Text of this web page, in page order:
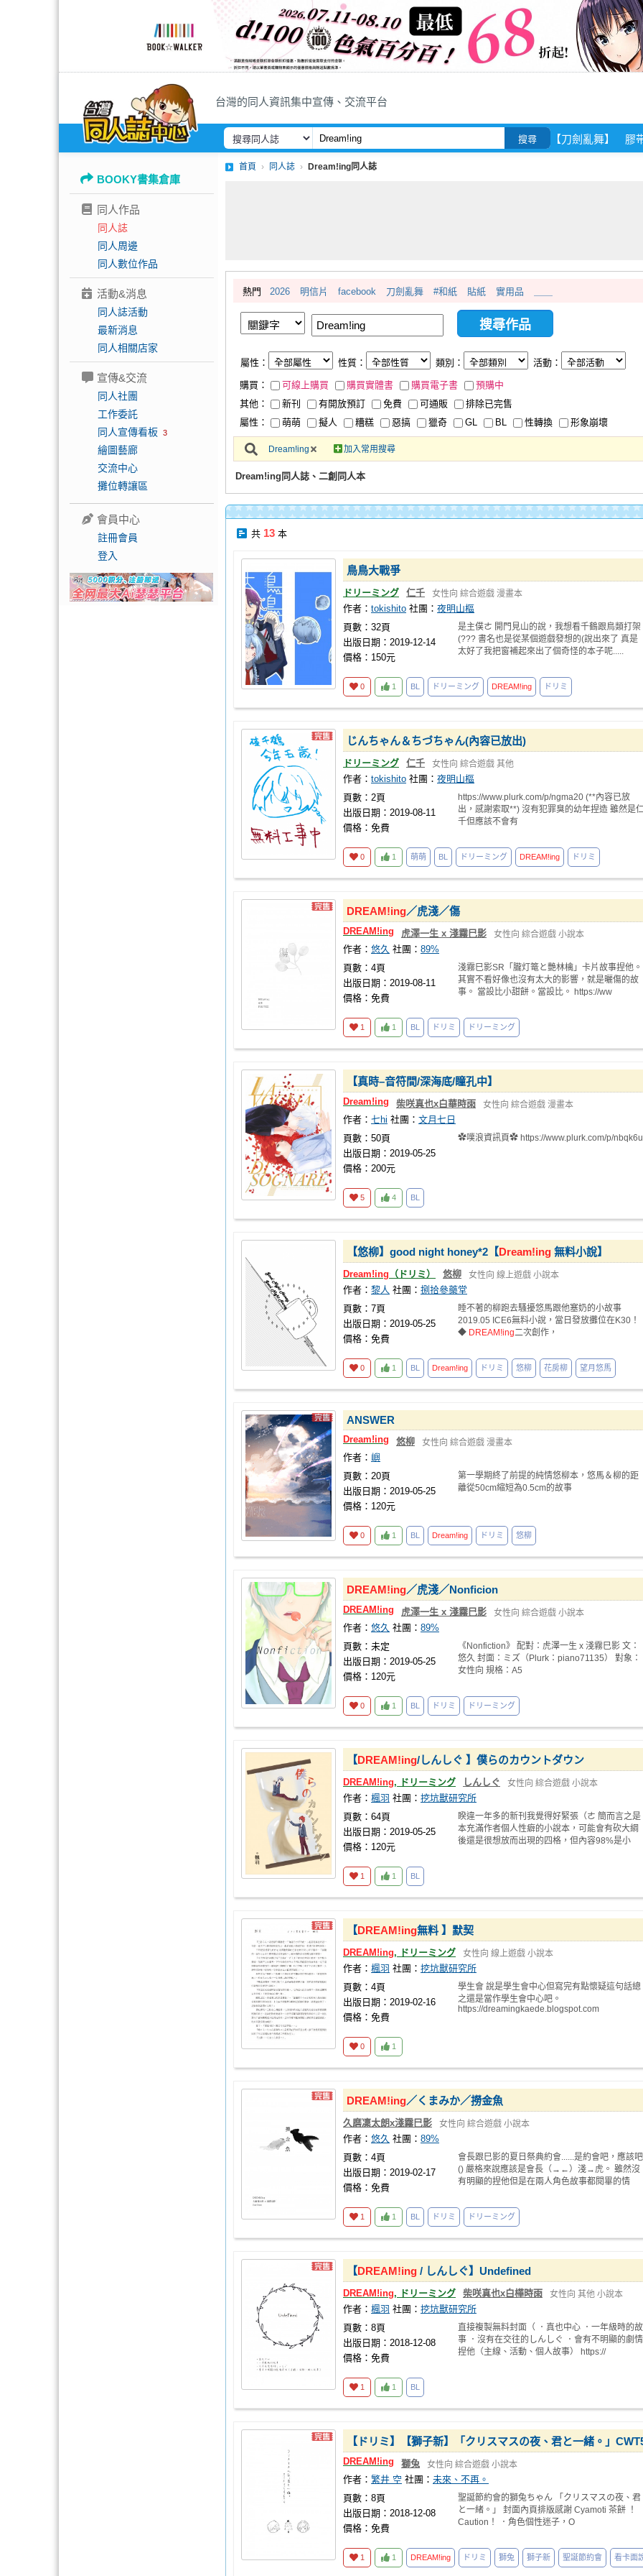
台灣的同人資訊集中宣傳、交流平台
搜尋 【刀劍亂舞】 膠
BOOKY書集倉庫
同人作品
同人誌
同人周邊
同人數位作品
活動&消息
同人誌活動
最新消息
同人相關店家
宣傳&交流
同人社團
工作委託
同人宣傳看板 3
繪圖藝廊
交流中心
攤位轉讓區
會員中心
註冊會員
登入
首頁 同人誌 Dream!ing同人誌
熱門 2026 明信片 facebook 刀劍亂舞 #和紙 貼紙 實用品
屬性： 性質： 類別： 活動：
購買： 可線上購買 購買實體書 購買電子書
預購中
其他：
新刊 有開放預訂 免費 可通販
排除已完售
屬性：
萌萌 擬人 糟糕 惡搞 獵奇 GL BL 性轉換 形象崩壞
Dream!ing 加入常用搜尋
Dream!ing同人誌、二創同人本
共 13 本
鳥鳥大戰爭
ドリーミング 仁千 女性向 綜合遊戲 漫畫本
作者： tokishito 社團： 夜明山樞
頁數：32頁
出版日期：2019-12-14
價格：150元
是主僕ㄜ 開門見山的說，我想看千鶴跟鳥類打架
(??? 書名也是從某個遊戲發想的(說出來了 真是
太好了我把窗補起來出了個奇怪的本子呢.....
0 1 BL ドリーミング DREAM!ing ドリミ
じんちゃん＆ちづちゃん(內容已放出)
ドリーミング 仁千 女性向 綜合遊戲 其他
作者： tokishito 社團： 夜明山樞
頁數：2頁
出版日期：2019-08-11
價格：免費
https://www.plurk.com/p/ngma20 (**內容已放
出，感謝索取**) 沒有犯罪臭的幼年捏造 雖然是
千但應該不會有
0 1 萌萌 BL ドリーミング DREAM!ing ドリミ
DREAM!ing／虎淺／傷
DREAM!ing 虎澤一生 x 淺霧巳影 女性向 綜合遊戲 小說本
作者： 悠久 社團： 89%
頁數：4頁
出版日期：2019-08-11
價格：免費
淺霧巳影SR「朧灯篭と艷林檎」卡片故事捏他。
其實不看好像也沒有太大的影響，就是曬傷的故
事。 當設比小甜餅。當設比。 https://ww
1 1 BL ドリミ ドリーミング
【真時–音符間/深海底/瞳孔中】
Dream!ing 柴咲真也x白華時雨 女性向 綜合遊戲 漫畫本
作者： 七hi 社團： 文月七日
頁數：50頁
出版日期：2019-05-25
價格：200元
✿噗浪資訊頁✿ https://www.plurk.com/p/nbqk6u
5 4 BL
【悠柳】good night honey*2【Dream!ing 無料小說】
Dream!ing （ドリミ） 悠柳 女性向 線上遊戲 小說本
作者： 黎人 社團： 捌拾參藥堂
頁數：7頁
出版日期：2019-05-25
價格：免費
睡不著的柳跑去騷擾悠馬跟他塞奶的小故事
2019.05 ICE6無料小說，當日發放攤位在K30！
◆ DREAM!ing二次創作，
0 1 BL Dream!ing ドリミ 悠柳 花房柳 望月悠馬
ANSWER
Dream!ing 悠柳 女性向 綜合遊戲 漫畫本
作者： 嶼
頁數：20頁
出版日期：2019-05-25
價格：120元
第一學期終了前提的純情悠柳本，悠馬＆柳的距
離從50cm縮短為0.5cm的故事
0 1 BL Dream!ing ドリミ 悠柳
DREAM!ing／虎淺／Nonficion
DREAM!ing 虎澤一生 x 淺霧巳影 女性向 綜合遊戲 小說本
作者： 悠久 社團： 89%
頁數：未定
出版日期：2019-05-25
價格：120元
《Nonfiction》 配對：虎澤一生 x 淺霧巳影 文：
悠久 封面：ミズ（Plurk：piano71135） 對象：
女性向 規格：A5
0 1 BL ドリミ ドリーミング
【DREAM!ing/しんしぐ 】僕らのカウントダウン
DREAM!ing, ドリーミング しんしぐ 女性向 綜合遊戲 小說本
作者： 楓羽 社團： 挖坑獸研究所
頁數：64頁
出版日期：2019-05-25
價格：120元
睽違一年多的新刊我覺得好緊張（ㄜ 簡而言之是
本充滿作者個人性癖的小說本，可能會有砍大綱
後還是很想放而出現的四格，但內容98%是小
1 1 BL
【DREAM!ing無料 】默契
DREAM!ing, ドリーミング 女性向 線上遊戲 小說本
作者： 楓羽 社團： 挖坑獸研究所
頁數：4頁
出版日期：2019-02-16
價格：免費
學生會 說是學生會中心但寫完有點懷疑這句話總
之還是當作學生會中心吧。
https://dreamingkaede.blogspot.com
0 1
DREAM!ing／くまみか／撈金魚
久磨凜太朗x淺霧巳影 女性向 綜合遊戲 小說本
作者： 悠久 社團： 89%
頁數：4頁
出版日期：2019-02-17
價格：免費
會長跟巳影的夏日祭典約會......是約會吧，應該吧
() 嚴格來說應該是會長（→←）淺→虎。 雖然沒
有明顯的捏他但是在兩人角色故事都閱畢的情
1 1 BL ドリミ ドリーミング
【DREAM!ing / しんしぐ】Undefined
DREAM!ing, ドリーミング 柴咲真也x白樺時雨 女性向 其他 小說本
作者： 楓羽 社團： 挖坑獸研究所
頁數：8頁
出版日期：2018-12-08
價格：免費
直接複製無料封面（ ．真也中心 ．一年級時的故
事 ．沒有在交往的しんしぐ ．會有不明顯的劇情
捏他（主線、活動、個人故事） https://
1 1 BL
【ドリミ】【獅子新】「クリスマスの夜、君と一緒。」
DREAM!ing 獅兔 女性向 綜合遊戲 小說本
作者： 繁井 空 社團： 未來、不再。
頁數：8頁
出版日期：2018-12-08
價格：免費
聖誕節約會的獅兔ちゃん 「クリスマスの夜、君
と一緒。」 封面內頁排版感謝 Cyamoti 茶餅 ！
Caution！ ．角色個性迷子，O
1 1 DREAM!ing ドリミ 獅兔 獅子新 聖誕節約會 看卡面